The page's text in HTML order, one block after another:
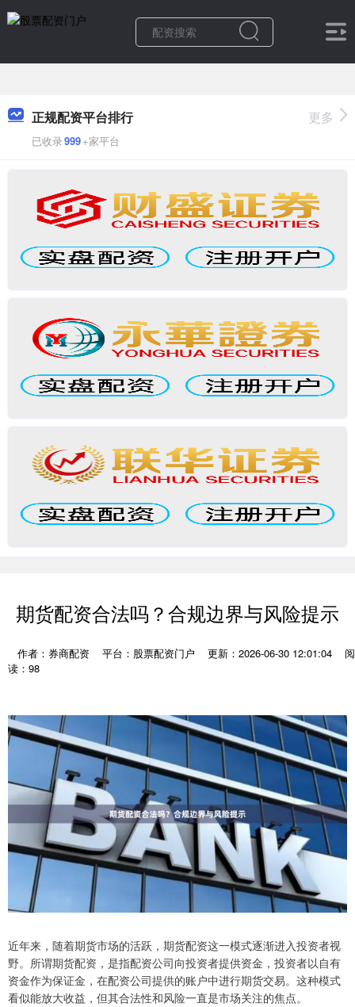
正规配资平台排行
已收录999+家平台
更多
期货配资合法吗？合规边界与风险提示
作者：券商配资 平台：股票配资门户 更新：2026-06-30 12:01:04
阅
读：98
近年来，随着期货市场的活跃，期货配资这一模式逐渐进入投资者视
野。所谓期货配资，是指配资公司向投资者提供资金，投资者以自有
资金作为保证金，在配资公司提供的账户中进行期货交易。这种模式
看似能放大收益，但其合法性和风险一直是市场关注的焦点。